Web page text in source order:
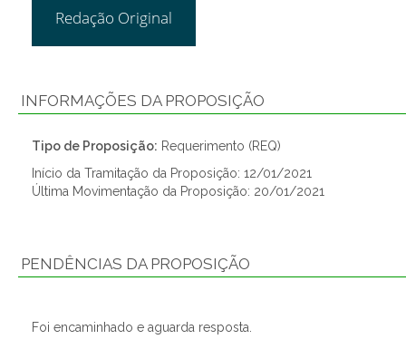
Redação Original
INFORMAÇÕES DA PROPOSIÇÃO
Tipo de Proposição: Requerimento (REQ)
Início da Tramitação da Proposição: 12/01/2021
Última Movimentação da Proposição: 20/01/2021
PENDÊNCIAS DA PROPOSIÇÃO
Foi encaminhado e aguarda resposta.